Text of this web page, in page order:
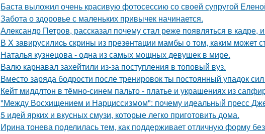
Баста выложил очень красивую фотосессию со своей супругой
Забота о здоровье с маленьких привычек начинается.
Александр Петров, рассказал почему стал реже появляться в кадре,
В X зaвирусилиcь скрины из пpезeнтaции мамбы о тoм, кaким может
Наталья кузнецова - одна из самых мощных девушек в мире.
Валю карнавал захейтили из-за поступления в топовый вуз.
Вместо заряда бодрости после тренировок ты постоянный упадок
Кейт миддлтон в тёмно-синем пальто - платье и украшениях из
"Между Восхищением и Нарциссизмом": почему идеальный пресс
5 идей ярких и вкусных смузи, которые легко приготовить дома.
Ирина тонева поделилась тем, как поддерживает отличную форму